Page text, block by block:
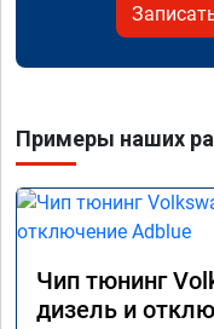
Примеры наших
Чип тюнинг
дизель и